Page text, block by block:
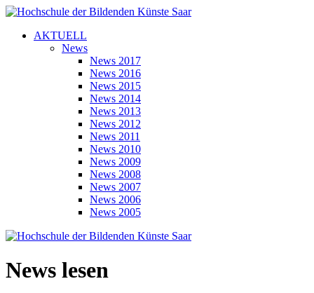
AKTUELL
News
News 2017
News 2016
News 2015
News 2014
News 2013
News 2012
News 2011
News 2010
News 2009
News 2008
News 2007
News 2006
News 2005
News lesen